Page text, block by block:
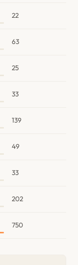
22
63
25
33
139
49
33
202
750